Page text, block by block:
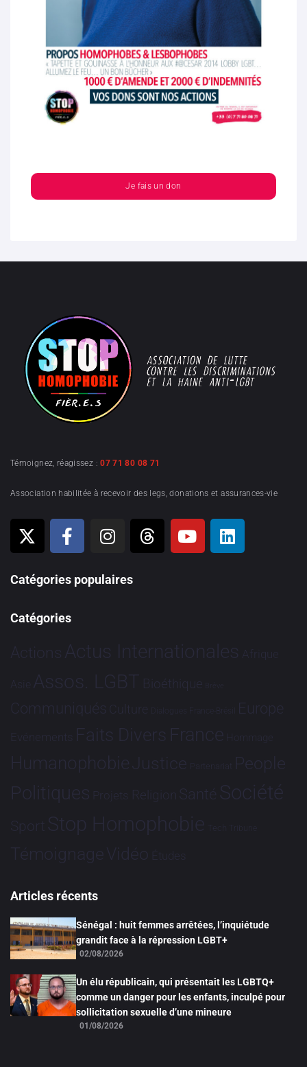
Je fais un don
Témoignez, réagissez :07 71 80 08 71
Association habilitée à recevoir des legs, donations et assurances-vie
Catégories populaires
Catégories
Actions Actus Internationales Afrique
Asie Assos. LGBT Bioéthique Brève
Communiqués Culture Dialogues France-Brésil Europe
Evénements Faits Divers France Hommage
HumanophobieJustice Partenariat People
Politiques Projets Religion Santé Société
Sport Stop Homophobie Tech Tribune
TémoignageVidéo Études
Articles récents
Sénégal : huit femmes arrêtées, l’inquiétude
grandit face à la répression LGBT+
02/08/2026
Un élu républicain, qui présentait les LGBTQ+
comme un danger pour les enfants, inculpé pour
sollicitation sexuelle d’une mineure
01/08/2026